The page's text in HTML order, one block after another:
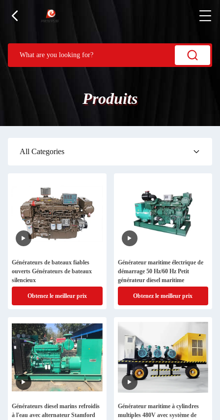
Produits
All Categories
Générateurs de bateaux fiables
ouverts Générateurs de bateaux
silencieux
Obtenez le meilleur prix
Générateur maritime électrique de
démarrage 50 Hz/60 Hz Petit
générateur diesel maritime
Obtenez le meilleur prix
Générateurs diesel marins refroidis
à l'eau avec alternateur Stamford
Générateur maritime à cylindres
multiples 480V avec système de